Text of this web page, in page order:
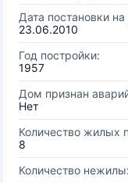
Дата постановки на
23.06.2010
Год постройки:
1957
Дом признан
Нет
Количество жилых
8
Количество